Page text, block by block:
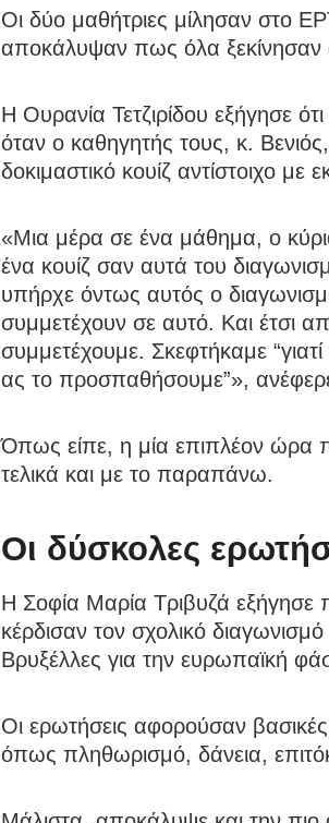
Οι δύο μαθήτριες μίλησαν στο
αποκάλυψαν πως όλα ξεκίνησαν
Η Ουρανία Τετζιρίδου εξήγησε
όταν ο καθηγητής τους, κ.
δοκιμαστικό κουίζ αντίστοιχο με
«Μια μέρα σε ένα μάθημα, ο
ένα κουίζ σαν αυτά του
υπήρχε όντως αυτός ο
συμμετέχουν σε αυτό. Και έτσι
συμμετέχουμε. Σκεφτήκαμε
ας το προσπαθήσουμε”»,
Όπως είπε, η μία επιπλέον ώρα
τελικά και με το παραπάνω.
Οι δύσκολες
Η Σοφία Μαρία Τριβυζά εξήγησε
κέρδισαν τον σχολικό
Βρυξέλλες για την ευρωπαϊκή
Οι ερωτήσεις αφορούσαν
όπως πληθωρισμό, δάνεια,